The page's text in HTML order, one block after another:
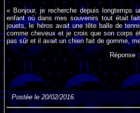
« Bonjour, je recherche depuis longtemps
enfant où dans mes souvenirs tout était
jouets, le héros avait une tête balle de
comme cheveux et je crois que son corps
pas sûr et il avait un chien fait de gomme,
Réponse
Postée le 20/02/2016.